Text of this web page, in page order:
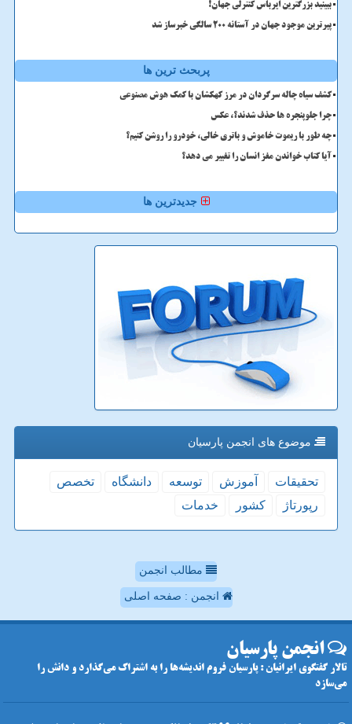
ببینید بزرگترین ایرباس کنترلی جهان!
پیرترین موجود جهان در آستانه ۲۰۰ سالگی خبرساز شد
پربحث ترین ها
کشف سیاه چاله سرگردان در مرز کهکشان با کمک هوش مصنوعی
چرا جلوپنجره ها حذف شدند؟، عکس
چه طور با ریموت خاموش و باتری خالی، خودرو را روشن کنیم؟
آیا کتاب خواندن مغز انسان را تغییر می دهد؟
جدیدترین ها
موضوع های انجمن پارسیان
تحقیقات آموزش توسعه دانشگاه
تخصص
رپورتاژ
كشور خدمات
مطالب انجمن
انجمن : صفحه اصلی
انجمن پارسیان
تالار گفتگوی ایرانیان : پارسیان فروم اندیشه‌ها را به اشتراک می‌گذارد و دانش را
می‌سازد